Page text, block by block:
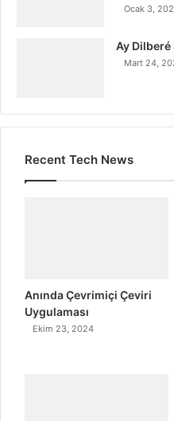
Ocak 3,
Ay Dilberé
Mart 24,
Recent Tech News
Anında Çevrimiçi Çeviri
Uygulaması
Ekim 23, 2024